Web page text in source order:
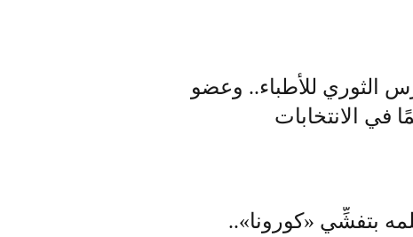
الثوري للأطباء.. وعضو
في الانتخابات
بتفشِّي «كورونا»..